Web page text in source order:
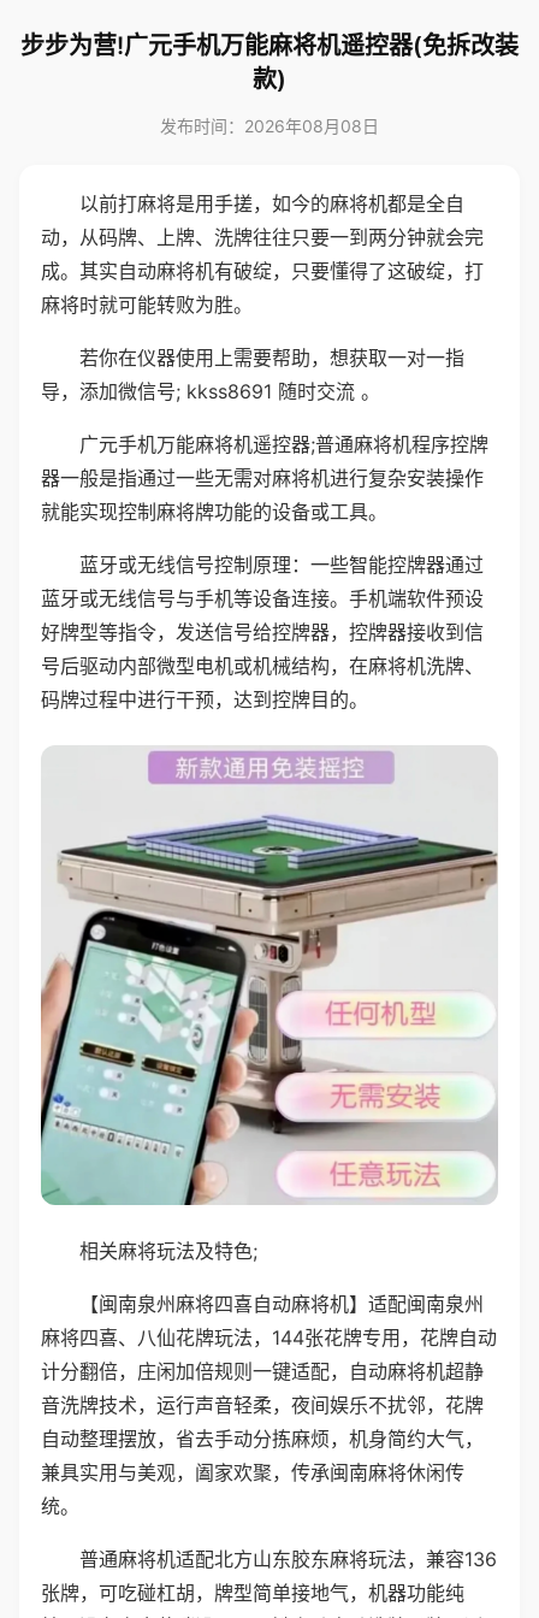
步步为营!广元手机万能麻将机遥控器(免拆改装
款)
发布时间：2026年08月08日
以前打麻将是用手搓，如今的麻将机都是全自
动，从码牌、上牌、洗牌往往只要一到两分钟就会完
成。其实自动麻将机有破绽，只要懂得了这破绽，打
麻将时就可能转败为胜。
若你在仪器使用上需要帮助，想获取一对一指
导，添加微信号; kkss8691 随时交流 。
广元手机万能麻将机遥控器;普通麻将机程序控牌
器一般是指通过一些无需对麻将机进行复杂安装操作
就能实现控制麻将牌功能的设备或工具。
蓝牙或无线信号控制原理：一些智能控牌器通过
蓝牙或无线信号与手机等设备连接。手机端软件预设
好牌型等指令，发送信号给控牌器，控牌器接收到信
号后驱动内部微型电机或机械结构，在麻将机洗牌、
码牌过程中进行干预，达到控牌目的。
相关麻将玩法及特色;
【闽南泉州麻将四喜自动麻将机】适配闽南泉州
麻将四喜、八仙花牌玩法，144张花牌专用，花牌自动
计分翻倍，庄闲加倍规则一键适配，自动麻将机超静
音洗牌技术，运行声音轻柔，夜间娱乐不扰邻，花牌
自动整理摆放，省去手动分拣麻烦，机身简约大气，
兼具实用与美观，阖家欢聚，传承闽南麻将休闲传
统。
普通麻将机适配北方山东胶东麻将玩法，兼容136
张牌，可吃碰杠胡，牌型简单接地气，机器功能纯